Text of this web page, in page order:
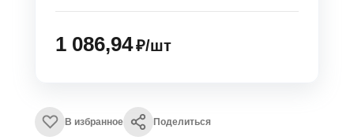
1 086,94₽/шт
В избранное Поделиться